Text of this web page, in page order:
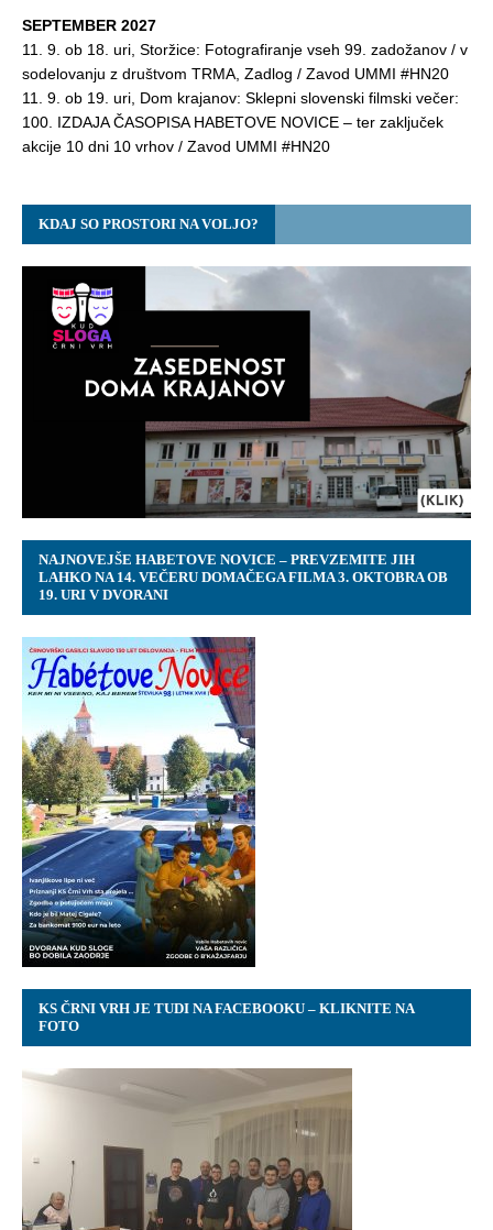
SEPTEMBER 2027
11. 9. ob 18. uri, Storžice: Fotografiranje vseh 99. zadožanov / v
sodelovanju z društvom TRMA, Zadlog / Zavod UMMI #HN20
11. 9. ob 19. uri, Dom krajanov: Sklepni slovenski filmski večer:
100. IZDAJA ČASOPISA HABETOVE NOVICE – ter zaključek
akcije 10 dni 10 vrhov / Zavod UMMI #HN20
KDAJ SO PROSTORI NA VOLJO?
NAJNOVEJŠE HABETOVE NOVICE – PREVZEMITE JIH
LAHKO NA 14. VEČERU DOMAČEGA FILMA 3. OKTOBRA OB
19. URI V DVORANI
KS ČRNI VRH JE TUDI NA FACEBOOKU – KLIKNITE NA
FOTO